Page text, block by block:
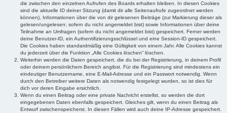
die zwischen den einzelnen Aufrufen des Boards erhalten bleiben. In diesen Cookies
sind die aktuelle ID deiner Sitzung (damit dir alle Seitenaufrufe zugeordnet werden
können), Informationen über die von dir gelesenen Beiträge (zur Markierung dieser als
gelesen/ungelesen; sofern du nicht angemeldet bist) sowie Informationen über deine
Teilnahme an Umfragen (sofern du nicht angemeldet bist) gespeichert. Ferner werden
deine Benutzer-ID, ein Authentifizierungsschlüssel und eine Session-ID gespeichert.
Die Cookies haben standardmäßig eine Gültigkeit von einem Jahr. Alle Cookies kannst
du jederzeit über die Funktion „Alle Cookies löschen“ löschen.
Weiterhin werden die Daten gespeichert, die du bei der Registrierung, in deinem Profil
oder deinem persönlichem Bereich angibst. Für die Registrierung sind mindestens ein
eindeutiger Benutzername, eine E-Mail-Adresse und ein Passwort notwendig. Wenn
durch den Betreiber weitere Daten als notwendig festgelegt wurden, so ist dies für
dich vor deren Eingabe ersichtlich.
Wenn du einen Beitrag oder eine private Nachricht erstellst, so werden die dort
eingegebenen Daten ebenfalls gespeichert. Gleiches gilt, wenn du einen Beitrag als
Entwurf zwischenspeicherst. In diesen Fällen wird auch deine IP-Adresse gespeichert.